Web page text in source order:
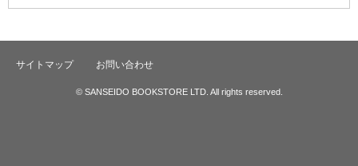
サイトマップ お問い合わせ
© SANSEIDO BOOKSTORE LTD. All rights reserved.